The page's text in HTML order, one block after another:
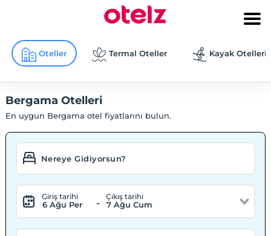
Oteller Termal Oteller Kayak Otelleri
Bergama Otelleri
En uygun Bergama otel fiyatlarını bulun.
Giriş tarihi
6 Ağu Per -
Çıkış tarihi
7 Ağu Cum